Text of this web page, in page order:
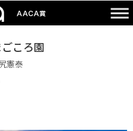
ころ園
憲泰